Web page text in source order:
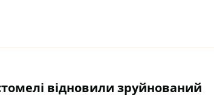
відновили зруйнований